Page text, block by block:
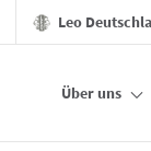
Leo
Über uns